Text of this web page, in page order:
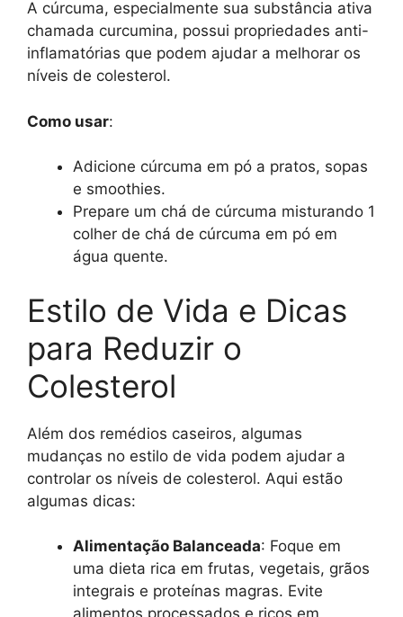
A cúrcuma, especialmente sua substância ativa
chamada curcumina, possui propriedades anti-
inflamatórias que podem ajudar a melhorar os
níveis de colesterol.
Como usar:
Adicione cúrcuma em pó a pratos, sopas
e smoothies.
Prepare um chá de cúrcuma misturando 1
colher de chá de cúrcuma em pó em
água quente.
Estilo de Vida e Dicas
para Reduzir o
Colesterol
Além dos remédios caseiros, algumas
mudanças no estilo de vida podem ajudar a
controlar os níveis de colesterol. Aqui estão
algumas dicas:
Alimentação Balanceada: Foque em
uma dieta rica em frutas, vegetais, grãos
integrais e proteínas magras. Evite